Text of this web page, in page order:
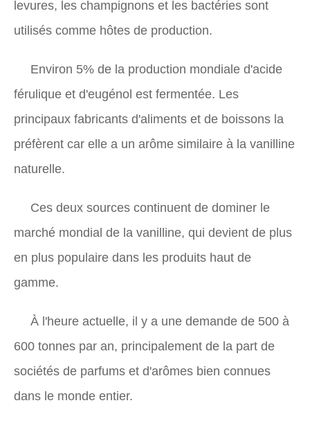
levures, les champignons et les bactéries sont
utilisés comme hôtes de production.
Environ 5% de la production mondiale d'acide
férulique et d'eugénol est fermentée. Les
principaux fabricants d'aliments et de boissons la
préfèrent car elle a un arôme similaire à la vanilline
naturelle.
Ces deux sources continuent de dominer le
marché mondial de la vanilline, qui devient de plus
en plus populaire dans les produits haut de
gamme.
À l'heure actuelle, il y a une demande de 500 à
600 tonnes par an, principalement de la part de
sociétés de parfums et d'arômes bien connues
dans le monde entier.